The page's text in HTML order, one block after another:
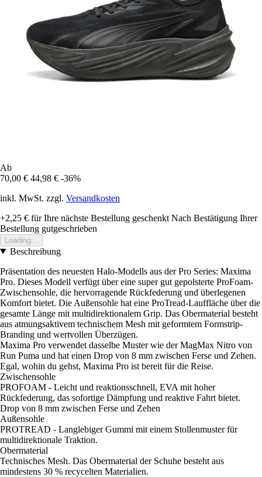
Ab
70,00 € 44,98 € -36%
inkl. MwSt. zzgl. Versandkosten
+2,25 € für Ihre nächste Bestellung geschenkt Nach Bestätigung Ihrer
Bestellung gutgeschrieben
Loading...
Beschreibung
Präsentation des neuesten Halo-Modells aus der Pro Series: Maxima
Pro. Dieses Modell verfügt über eine super gut gepolsterte ProFoam-
Zwischensohle, die hervorragende Rückfederung und überlegenen
Komfort bietet. Die Außensohle hat eine ProTread-Lauffläche über die
gesamte Länge mit multidirektionalem Grip. Das Obermaterial besteht
aus atmungsaktivem technischem Mesh mit geformtem Formstrip-
Branding und wertvollen Überzügen.
Maxima Pro verwendet dasselbe Muster wie der MagMax Nitro von
Run Puma und hat einen Drop von 8 mm zwischen Ferse und Zehen.
Egal, wohin du gehst, Maxima Pro ist bereit für die Reise.
Zwischensohle
PROFOAM - Leicht und reaktionsschnell, EVA mit hoher
Rückfederung, das sofortige Dämpfung und reaktive Fahrt bietet.
Drop von 8 mm zwischen Ferse und Zehen
Außensohle
PROTREAD - Langlebiger Gummi mit einem Stollenmuster für
multidirektionale Traktion.
Obermaterial
Technisches Mesh. Das Obermaterial der Schuhe besteht aus
mindestens 30 % recycelten Materialien.